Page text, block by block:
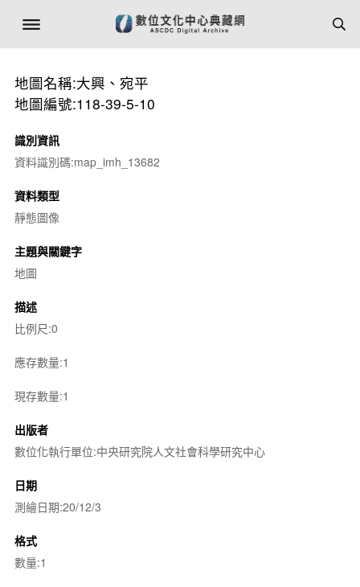
地圖名稱:大興、宛平
地圖編號:118-39-5-10
識別資訊
資料識別碼:map_imh_13682
資料類型
靜態圖像
主題與關鍵字
地圖
描述
比例尺:0
應存數量:1
現存數量:1
出版者
數位化執行單位:中央研究院人文社會科學研究中心
日期
測繪日期:20/12/3
格式
數量:1